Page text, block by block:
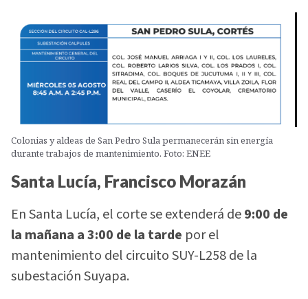
Colonias y aldeas de San Pedro Sula permanecerán sin energía
durante trabajos de mantenimiento. Foto: ENEE
Santa Lucía, Francisco Morazán
En Santa Lucía, el corte se extenderá de9:00 de
la mañana a 3:00 de la tarde por el
mantenimiento del circuito SUY-L258 de la
subestación Suyapa.